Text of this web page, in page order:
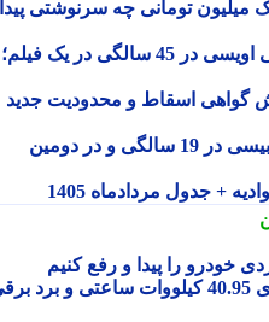
تومانی چه سرنوشتی پیدا
عکس| سفر زمان؛ چهره فتحعلی اویسی در 45 سالگی در یک فیلم؛
اسقاط و محدودیت جدید
عکس| سفر به گذشته؛ آفرین عبیسی در 19 سالگی و در دومین
مردادماه 1405
را پیدا و رفع کنیم
نیسان NX7 پلاگین هیبرید با باتری 40.95 کیلووات ساعتی و برد برقی